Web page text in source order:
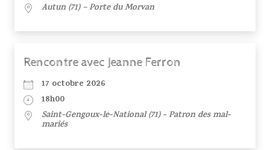
Autun (71) – Porte du Morvan
Rencontre avec Jeanne Ferron
17 octobre 2026
18h00
Saint-Gengoux-le-National (71) - Patron des mal-
mariés